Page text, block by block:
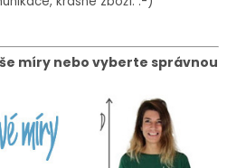
míry nebo vyberte správnou